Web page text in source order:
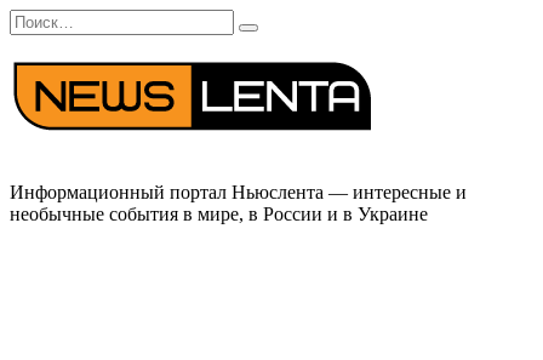
Перейти
к
содержанию
Search
for:
Информационный портал Ньюслента — интересные и
необычные события в мире, в России и в Украине